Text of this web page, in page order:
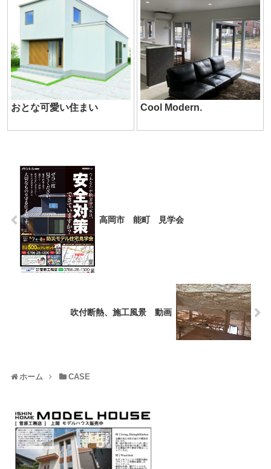
おとな可愛い住まい Cool Modern.
高岡市 能町 見学会
吹付断熱、施工風景 動画
ホーム CASE